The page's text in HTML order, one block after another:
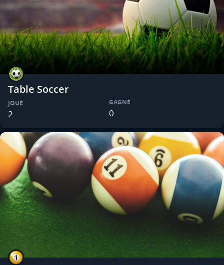
Table Soccer
JOUÉ
2
GAGNÉ
0